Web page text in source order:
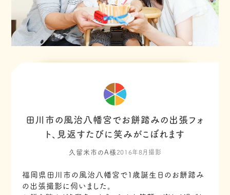
田川市の風治八幡宮でお餅踏みの出張フォ
ト、見返すたびに笑みがこぼれます
久留米市のA様 2016年8月撮影
福岡県田川市の風治八幡宮で１歳誕生日のお餅踏み
の出張撮影に伺いました。